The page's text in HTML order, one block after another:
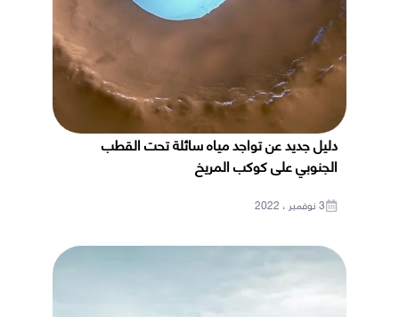
دليل جديد عن تواجد مياه سائلة تحت القطب
الجنوبي على كوكب المريخ
3 نوفمبر ، 2022